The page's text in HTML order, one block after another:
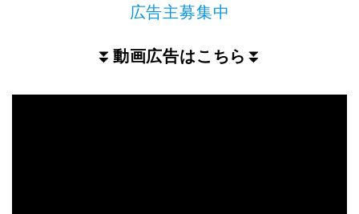
広告主募集中
⏬ 動画広告はこちら ⏬